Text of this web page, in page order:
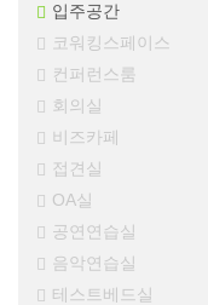
입주공간
코워킹스페이스
컨퍼런스룸
회의실
비즈카페
접견실
OA실
공연연습실
음악연습실
테스트베드실